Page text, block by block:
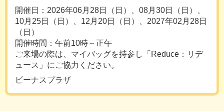
開催日：2026年06月28日（日）、08月30日（日）、
10月25日（日）、12月20日（日）、2027年02月28日
（日）
開催時間：午前10時～正午
ご来場の際は、マイバッグを持参し「Reduce：リデ
ュース」にご協力ください。
ビーナスプラザ